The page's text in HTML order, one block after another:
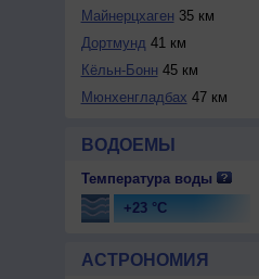
Майнерцхаген 35 км
Дортмунд 41 км
Кёльн-Бонн 45 км
Мюнхенгладбах 47 км
ВОДОЕМЫ
Температура воды
+23 °C
АСТРОНОМИЯ